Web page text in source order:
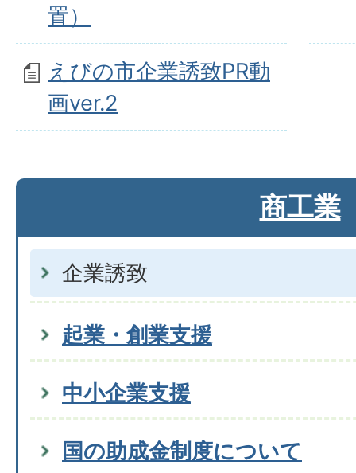
置）
えびの市企業誘致PR動
画ver.2
商工業
企業誘致
起業・創業支援
中小企業支援
国の助成金制度について